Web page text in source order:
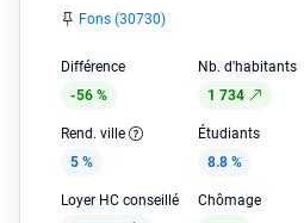
Fons (30730)
Différence
-56 %
Nb. d'habitants
1 734
Rend. ville
5 %
Étudiants
8.8 %
Loyer HC conseillé
Chômage